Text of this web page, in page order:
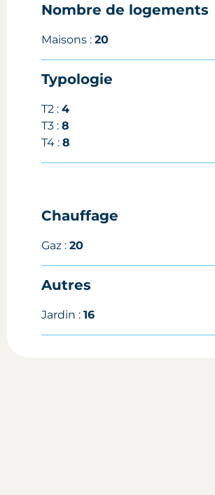
Nombre de logements
Maisons :20
Typologie
T2 :4
T3 :8
T4 :8
Chauffage
Gaz :20
Autres
Jardin :16